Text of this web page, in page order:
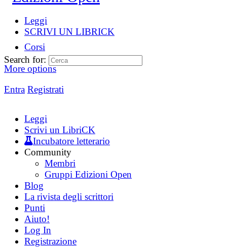
Leggi
SCRIVI UN LIBRICK
Corsi
More options
Entra Registrati
Search for:
Leggi
Scrivi un LibriCK
Incubatore letterario
Community
Membri
Gruppi Edizioni Open
Blog
La rivista degli scrittori
Punti
Aiuto!
Log In
Registrazione